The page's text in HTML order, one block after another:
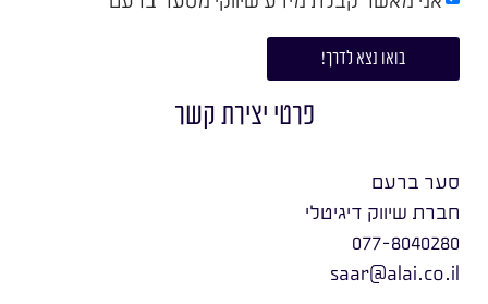
בואו נצא לדרך!
פרטי יצירת קשר
סער ברעם
חברת שיווק דיגיטלי
077-8040280
saar@alai.co.il